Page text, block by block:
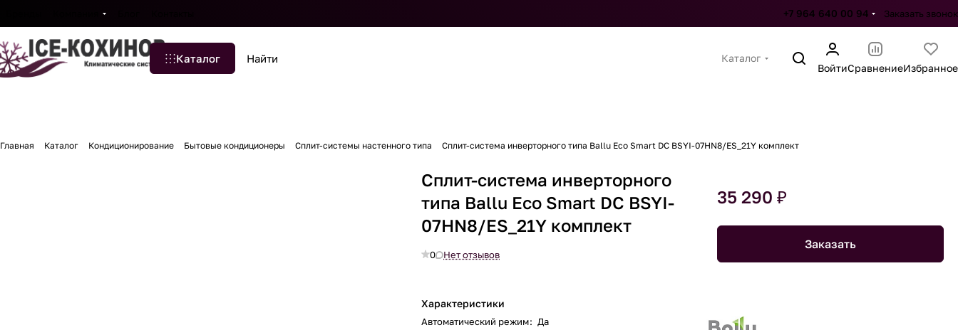
+7 964 640 00 94 Заказать звонок
Каталог
Каталог
ВойтиСравнениеИзбранное
Главная Каталог Кондиционирование Бытовые кондиционеры Сплит-системы настенного типа Сплит-система инверторного типа Ballu Eco Smart DC BSYI-07HN8/ES_21Y комплект
Сплит-система инверторного
типа Ballu Eco Smart DC BSYI-
07HN8/ES_21Y комплект
0 Нет отзывов
Характеристики
Автоматический режим: Да
35 290 ₽
Заказать